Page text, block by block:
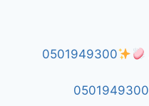
0501949300
0501949300